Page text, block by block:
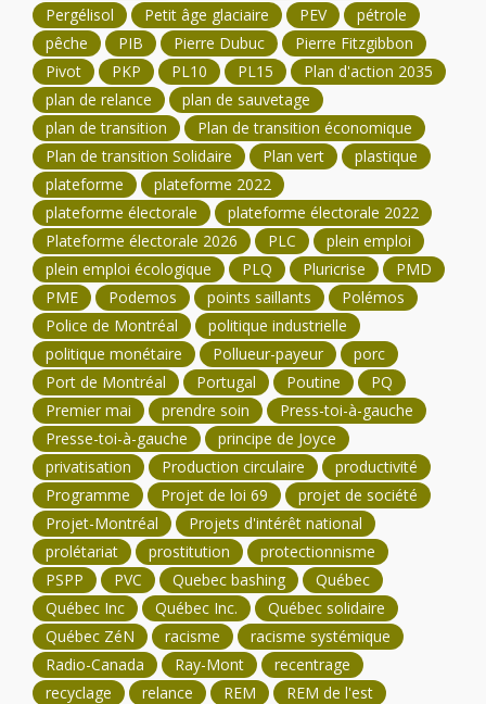
Pergélisol
Petit âge glaciaire PEV
pétrole
pêche
PIB Pierre Dubuc
Pierre Fitzgibbon
Pivot
PKP PL10 PL15
Plan d'action 2035
plan de relance
plan de sauvetage
plan de transition
Plan de transition économique
Plan de transition Solidaire
Plan vert
plastique
plateforme
plateforme 2022
plateforme électorale
plateforme électorale 2022
Plateforme électorale 2026
PLC
plein emploi
plein emploi écologique
PLQ Pluricrise
PMD
PME
Podemos points saillants
Polémos
Police de Montréal
politique industrielle
politique monétaire
Pollueur-payeur
porc
Port de Montréal
Portugal Poutine
PQ
Premier mai
prendre soin
Press-toi-à-gauche
Presse-toi-à-gauche
principe de Joyce
privatisation
Production circulaire
productivité
Programme
Projet de loi 69
projet de société
Projet-Montréal
Projets d'intérêt national
prolétariat
prostitution
protectionnisme
PSPP
PVC Quebec bashing
Québec
Québec Inc
Québec Inc.
Québec solidaire
Québec ZéN
racisme
racisme systémique
Radio-Canada
Ray-Mont
recentrage
recyclage
relance REM
REM de l'est